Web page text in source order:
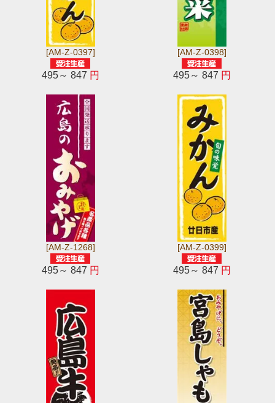
[AM-Z-0397]
495～ 847 円
[AM-Z-0398]
495～ 847 円
[AM-Z-1268]
495～ 847 円
[AM-Z-0399]
495～ 847 円